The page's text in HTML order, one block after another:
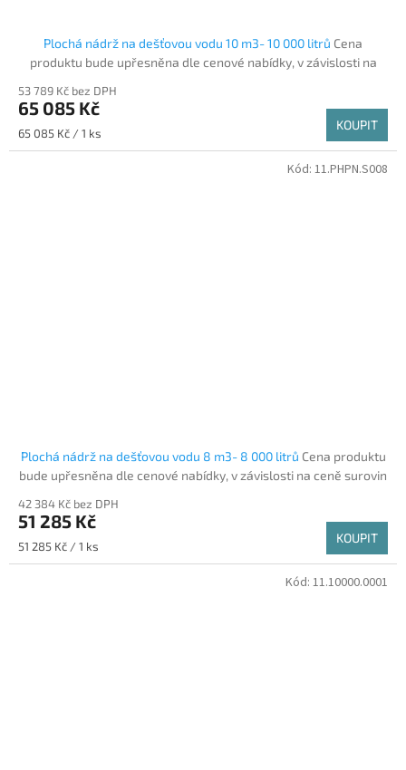
Plochá nádrž na dešťovou vodu 10 m3- 10 000 litrů Cena
produktu bude upřesněna dle cenové nabídky, v závislosti na
53 789 Kč bez DPH
65 085 Kč
Měrná cena:
65 085 Kč / 1 ks
KOUPIT
Plochá nádrž na dešťovou vodu 8 m3- 8 000 litrů Cena produktu
bude upřesněna dle cenové nabídky, v závislosti na ceně surovin
42 384 Kč bez DPH
51 285 Kč
Měrná cena:
51 285 Kč / 1 ks
KOUPIT
Kód: 11.PHPN.S008
Kód: 11.10000.0001